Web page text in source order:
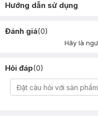
Hướng dẫn sử dụng
Đánh giá(0)
Hãy là
Hỏi đáp(0)